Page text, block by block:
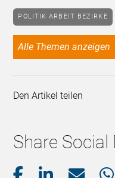
POLITIK ARBEIT BEZIRKE
alle Themen anzeigen
Den Artikel teilen
Share Social